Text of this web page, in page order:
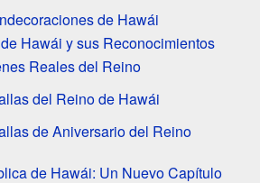
de Hawái
Hawái y sus Reconocimientos
Reales del Reino
del Reino de Hawái
de Aniversario del Reino
de Hawái: Un Nuevo Capítulo